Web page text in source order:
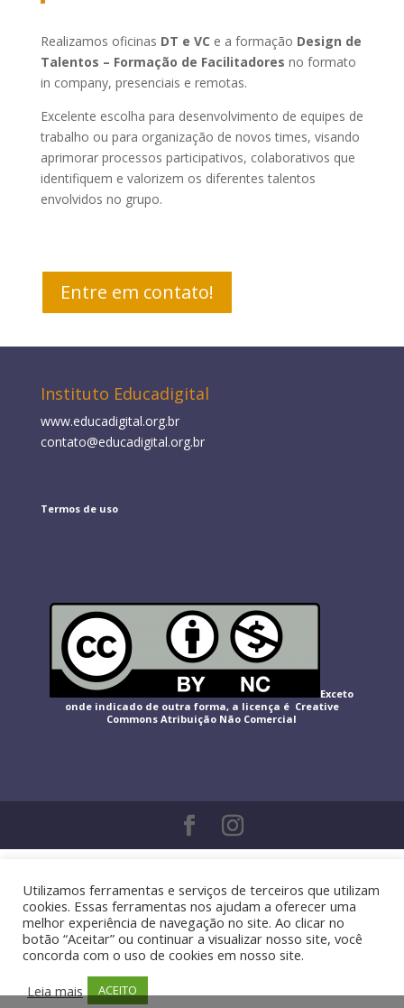
Realizamos oficinas DT e VC e a formação Design de
Talentos – Formação de Facilitadores no formato
in company, presenciais e remotas.
Excelente escolha para desenvolvimento de equipes de
trabalho ou para organização de novos times, visando
aprimorar processos participativos, colaborativos que
identifiquem e valorizem os diferentes talentos
envolvidos no grupo.
Entre em contato!
Instituto Educadigital
www.educadigital.org.br
contato@educadigital.org.br
Termos de uso
Exceto
onde indicado de outra forma, a licença é Creative
CommonsAtribuição Não Comercial
Utilizamos ferramentas e serviços de terceiros que utilizam
cookies. Essas ferramentas nos ajudam a oferecer uma
melhor experiência de navegação no site. Ao clicar no
botão “Aceitar” ou continuar a visualizar nosso site, você
concorda com o uso de cookies em nosso site.
Leia mais
ACEITO